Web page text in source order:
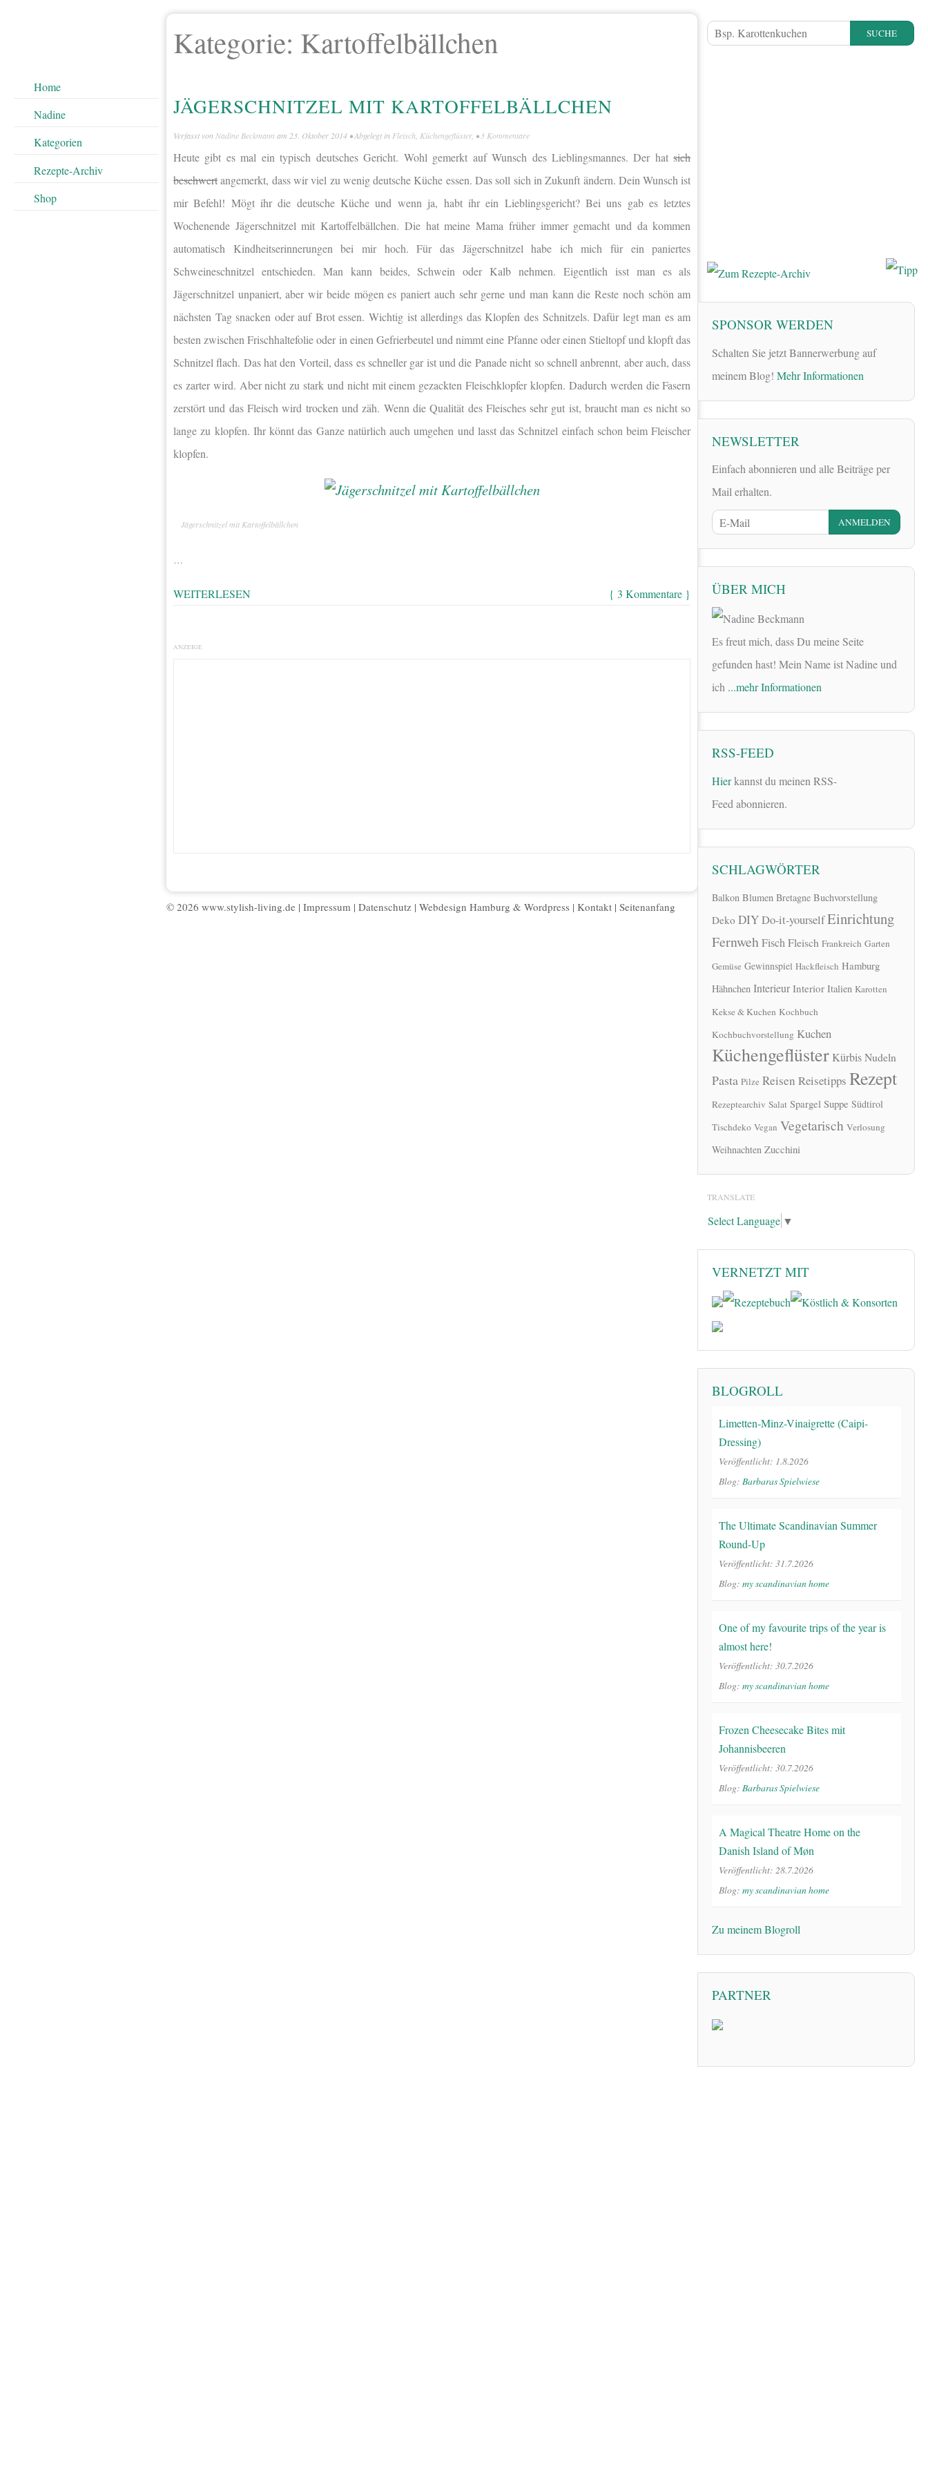
Home
Nadine
Kategorien
Rezepte-Archiv
Shop
Kategorie: Kartoffelbällchen
JÄGERSCHNITZEL MIT KARTOFFELBÄLLCHEN
Verfasst von Nadine Beckmann am 23. Oktober 2014 • Abgelegt in Fleisch, Küchengeflüster, •3 Kommentare
Heute gibt es mal ein typisch deutsches Gericht. Wohl gemerkt auf Wunsch des Lieblingsmannes. Der hatsich
beschwertangemerkt, dass wir viel zu wenig deutsche Küche essen. Das soll sich in Zukunft ändern. Dein Wunsch ist
mir Befehl! Mögt ihr die deutsche Küche und wenn ja, habt ihr ein Lieblingsgericht? Bei uns gab es letztes
Wochenende Jägerschnitzel mit Kartoffelbällchen. Die hat meine Mama früher immer gemacht und da kommen
automatisch Kindheitserinnerungen bei mir hoch. Für das Jägerschnitzel habe ich mich für ein paniertes
Schweineschnitzel entschieden. Man kann beides, Schwein oder Kalb nehmen. Eigentlich isst man es als
Jägerschnitzel unpaniert, aber wir beide mögen es paniert auch sehr gerne und man kann die Reste noch schön am
nächsten Tag snacken oder auf Brot essen. Wichtig ist allerdings das Klopfen des Schnitzels. Dafür legt man es am
besten zwischen Frischhaltefolie oder in einen Gefrierbeutel und nimmt eine Pfanne oder einen Stieltopf und klopft das
Schnitzel flach. Das hat den Vorteil, dass es schneller gar ist und die Panade nicht so schnell anbrennt, aber auch, dass
es zarter wird. Aber nicht zu stark und nicht mit einem gezackten Fleischklopfer klopfen. Dadurch werden die Fasern
zerstört und das Fleisch wird trocken und zäh. Wenn die Qualität des Fleisches sehr gut ist, braucht man es nicht so
lange zu klopfen. Ihr könnt das Ganze natürlich auch umgehen und lasst das Schnitzel einfach schon beim Fleischer
klopfen.
Jägerschnitzel mit Kartoffelbällchen
…
WEITERLESEN { 3 Kommentare }
ANZEIGE
© 2026 www.stylish-living.de | Impressum | Datenschutz | Webdesign Hamburg & Wordpress | Kontakt | Seitenanfang
SUCHE
SPONSOR WERDEN
Schalten Sie jetzt Bannerwerbung auf
meinem Blog! Mehr Informationen
NEWSLETTER
Einfach abonnieren und alle Beiträge per
Mail erhalten.
ÜBER MICH
Es freut mich, dass Du meine Seite
gefunden hast! Mein Name ist Nadine und
ich ...mehr Informationen
RSS-FEED
Hierkannst du meinen RSS-
Feed abonnieren.
SCHLAGWÖRTER
Balkon Blumen Bretagne Buchvorstellung
Deko DIYDo-it-yourselfEinrichtung
FernwehFischFleisch Frankreich Garten
Gemüse Gewinnspiel Hackfleisch Hamburg
Hähnchen Interieur Interior Italien Karotten
Kekse & Kuchen Kochbuch
Kochbuchvorstellung Kuchen
Küchengeflüster KürbisNudeln
Pasta Pilze Reisen Reisetipps Rezept
Rezeptearchiv Salat Spargel Suppe Südtirol
Tischdeko Vegan Vegetarisch Verlosung
Weihnachten Zucchini
TRANSLATE
Select Language ▼
VERNETZT MIT
BLOGROLL
Limetten-Minz-Vinaigrette (Caipi-
Dressing)
Veröffentlicht: 1.8.2026
Blog: Barbaras Spielwiese
The Ultimate Scandinavian Summer
Round-Up
Veröffentlicht: 31.7.2026
Blog: my scandinavian home
One of my favourite trips of the year is
almost here!
Veröffentlicht: 30.7.2026
Blog: my scandinavian home
Frozen Cheesecake Bites mit
Johannisbeeren
Veröffentlicht: 30.7.2026
Blog: Barbaras Spielwiese
A Magical Theatre Home on the
Danish Island of Møn
Veröffentlicht: 28.7.2026
Blog: my scandinavian home
Zu meinem Blogroll
PARTNER